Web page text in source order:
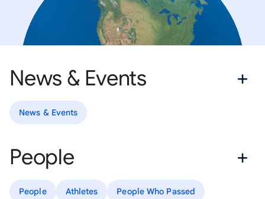
News & Events
News & Events
People
People Athletes People Who Passed